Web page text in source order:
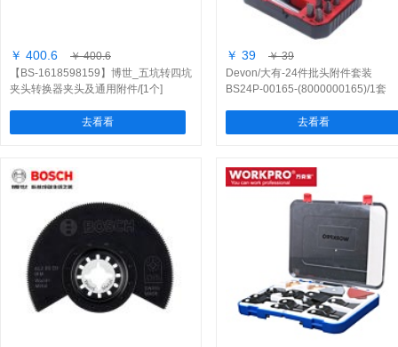
￥ 400.6
￥ 400.6
【BS-1618598159】博世_五坑转四坑
夹头转换器夹头及通用附件/[1个]
去看看
￥ 39
￥ 39
Devon/大有-24件批头附件套装
BS24P-00165-(8000000165)/1套
去看看